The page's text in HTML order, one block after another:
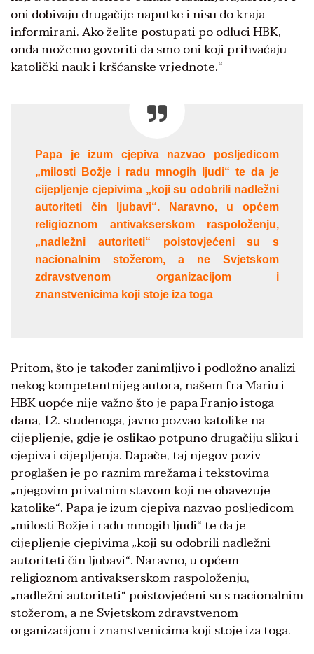
oni dobivaju drugačije naputke i nisu do kraja
informirani. Ako želite postupati po odluci HBK,
onda možemo govoriti da smo oni koji prihvaćaju
katolički nauk i kršćanske vrjednote.“
Papa je izum cjepiva nazvao posljedicom
„milosti Božje i radu mnogih ljudi“ te da je
cijepljenje cjepivima „koji su odobrili nadležni
autoriteti čin ljubavi“. Naravno, u općem
religioznom antivakserskom raspoloženju,
„nadležni autoriteti“ poistovjećeni su s
nacionalnim stožerom, a ne Svjetskom
zdravstvenom organizacijom i
znanstvenicima koji stoje iza toga
Pritom, što je također zanimljivo i podložno analizi
nekog kompetentnijeg autora, našem fra Mariu i
HBK uopće nije važno što je papa Franjo istoga
dana, 12. studenoga, javno pozvao katolike na
cijepljenje, gdje je oslikao potpuno drugačiju sliku i
cjepiva i cijepljenja. Dapače, taj njegov poziv
proglašen je po raznim mrežama i tekstovima
„njegovim privatnim stavom koji ne obavezuje
katolike“. Papa je izum cjepiva nazvao posljedicom
„milosti Božje i radu mnogih ljudi“ te da je
cijepljenje cjepivima „koji su odobrili nadležni
autoriteti čin ljubavi“. Naravno, u općem
religioznom antivakserskom raspoloženju,
„nadležni autoriteti“ poistovjećeni su s nacionalnim
stožerom, a ne Svjetskom zdravstvenom
organizacijom i znanstvenicima koji stoje iza toga.